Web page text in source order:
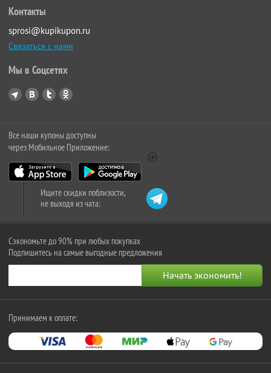
Контакты
sprosi@kupikupon.ru
Связаться с нами
Мы в Соцсетях
Все наши купоны доступны
через Мобильное Приложение:
Ищите скидки поблизости,
не выходя из чата:
Сэкономьте до 90% при любых покупках
Подпишитесь на самые выгодные предложения
Принимаем к оплате: